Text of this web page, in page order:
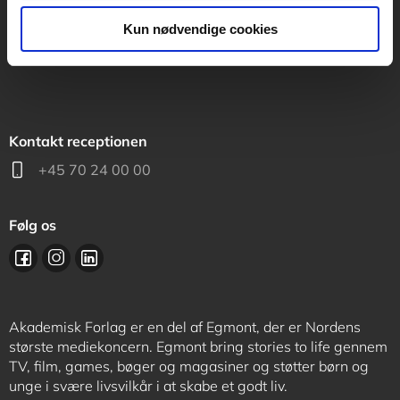
Kun nødvendige cookies
support@akademisk.dk
Kontakt receptionen
+45 70 24 00 00
Følg os
Akademisk Forlag er en del af Egmont, der er Nordens
største mediekoncern. Egmont bring stories to life gennem
TV, film, games, bøger og magasiner og støtter børn og
unge i svære livsvilkår i at skabe et godt liv.